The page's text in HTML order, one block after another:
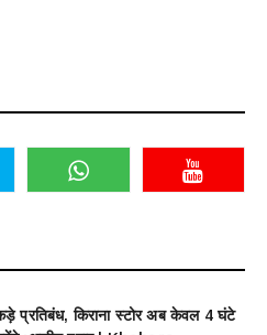
कड़े प्रतिबंध, किराना स्टोर अब केवल 4 घंटे